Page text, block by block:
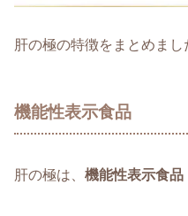
肝の極の特徴をまとめまし
機能性表示食品
肝の極は、 機能性表示食品